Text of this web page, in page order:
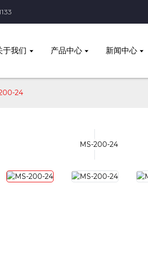
于我们 产品中心 新闻中心
24